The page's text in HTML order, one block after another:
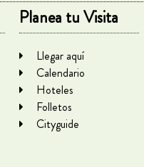
Planea tu Visita
Llegar aquí
Calendario
Hoteles
Folletos
Cityguide